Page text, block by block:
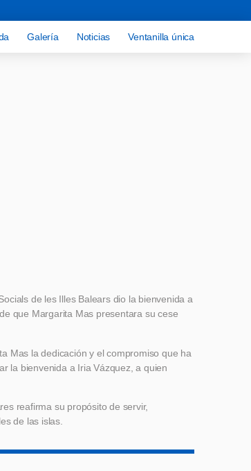
Galería Noticias Ventanilla única
de les Illes Balears dio la bienvenida a
que Margarita Mas presentara su cese
Mas la dedicación y el compromiso que ha
la bienvenida a Iria Vázquez, a quien
reafirma su propósito de servir,
de las islas.